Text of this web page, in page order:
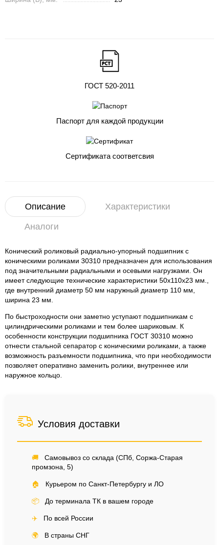
ГОСТ 520-2011
Паспорт для каждой продукции
Сертификата соответсвия
Описание Характеристики
Аналоги
Конический роликовый радиально-упорный подшипник с
коническими роликами 30310 предназначен для использования
под значительными радиальными и осевыми нагрузками. Он
имеет следующие технические характеристики 50x110x23 мм.,
где внутренний диаметр 50 мм наружный диаметр 110 мм,
ширина 23 мм.
По быстроходности они заметно уступают подшипникам с
цилиндрическими роликами и тем более шариковым. К
особенности конструкции подшипника ГОСТ 30310 можно
отнести стальной сепаратор с коническими роликами, а также
возможность разъемности подшипника, что при необходимости
позволяет оперативно заменить ролики, внутреннее или
наружное кольцо.
Условия доставки
🚚
Самовывоз со склада (СПб, Соржа-Старая
промзона, 5)
🏠 Курьером по Санкт-Петербургу и ЛО
📦 До терминала ТК в вашем городе
✈️ По всей России
🌍 В страны СНГ